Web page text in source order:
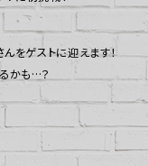
をゲストに迎えます！
かも…？